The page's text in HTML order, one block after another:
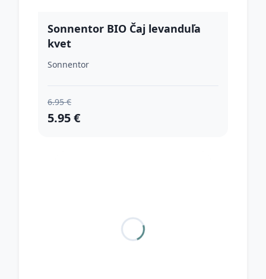
Sonnentor BIO Čaj levanduľa
kvet
Sonnentor
6.95 €
5.95 €